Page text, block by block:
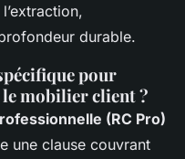
durable.
pour
mobilier client ?
(RC Pro)
une clause couvrant